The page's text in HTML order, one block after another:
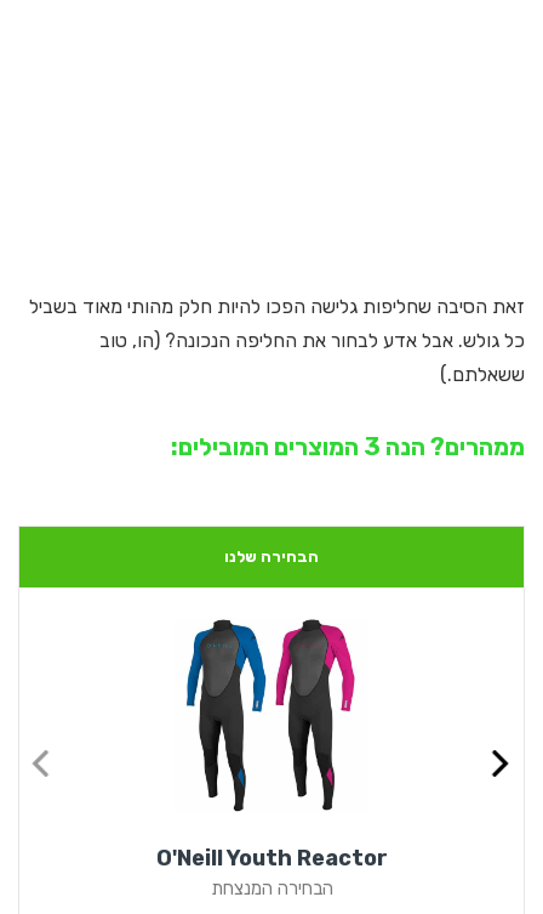
זאת הסיבה שחליפות גלישה הפכו להיות חלק מהותי מאוד בשביל
כל גולש. אבל אדע לבחור את החליפה הנכונה? (הו, טוב
ששאלתם.)
ממהרים? הנה 3 המוצרים המובילים:
הבחירה שלנו
O'Neill Youth Reactor
הבחירה המנצחת